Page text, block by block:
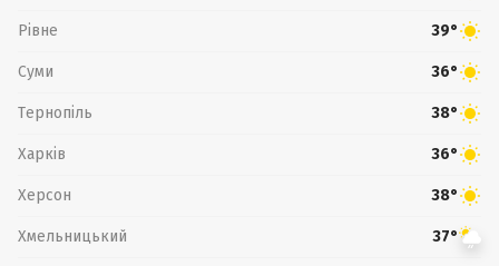
Рівне 39°
Суми 36°
Тернопіль 38°
Харків 36°
Херсон 38°
Хмельницький 37°